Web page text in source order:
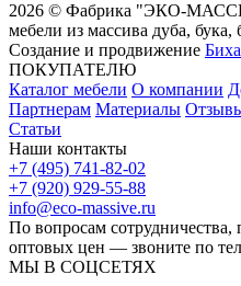
2026 © Фабрика "ЭКО-
мебели из массива дуба, бука,
Создание и продвижение
ПОКУПАТЕЛЮ
Каталог мебели О компании
Партнерам Материалы
Статьи
Наши контакты
+7 (495) 741-82-02
+7 (920) 929-55-88
info@eco-massive.ru
По вопросам сотрудничества,
оптовых цен — звоните по
МЫ В СОЦСЕТЯХ